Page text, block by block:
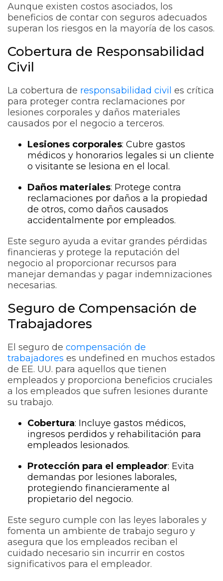
Aunque existen costos asociados, los
beneficios de contar con seguros adecuados
superan los riesgos en la mayoría de los casos.
Cobertura de Responsabilidad
Civil
La cobertura de responsabilidad civil es crítica
para proteger contra reclamaciones por
lesiones corporales y daños materiales
causados por el negocio a terceros.
Lesiones corporales: Cubre gastos
médicos y honorarios legales si un cliente
o visitante se lesiona en el local.
Daños materiales: Protege contra
reclamaciones por daños a la propiedad
de otros, como daños causados
accidentalmente por empleados.
Este seguro ayuda a evitar grandes pérdidas
financieras y protege la reputación del
negocio al proporcionar recursos para
manejar demandas y pagar indemnizaciones
necesarias.
Seguro de Compensación de
Trabajadores
El seguro de compensación de
trabajadores es undefined en muchos estados
de EE. UU. para aquellos que tienen
empleados y proporciona beneficios cruciales
a los empleados que sufren lesiones durante
su trabajo.
Cobertura: Incluye gastos médicos,
ingresos perdidos y rehabilitación para
empleados lesionados.
Protección para el empleador: Evita
demandas por lesiones laborales,
protegiendo financieramente al
propietario del negocio.
Este seguro cumple con las leyes laborales y
fomenta un ambiente de trabajo seguro y
asegura que los empleados reciban el
cuidado necesario sin incurrir en costos
significativos para el empleador.